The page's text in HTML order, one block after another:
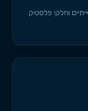
וחלקי פלסטיק